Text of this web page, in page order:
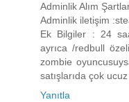
Adminlik Alım
Adminlik iletişim
Ek Bilgiler : 24
ayrıca /redbull
zombie
satışlarıda çok
Yanıtla